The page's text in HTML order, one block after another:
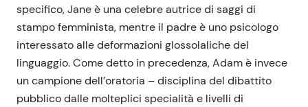
specifico, Jane è una celebre autrice di saggi di
stampo femminista, mentre il padre è uno psicologo
interessato alle deformazioni glossolaliche del
linguaggio. Come detto in precedenza, Adam è invece
un campione dell’oratoria – disciplina del dibattito
pubblico dalle molteplici specialità e livelli di